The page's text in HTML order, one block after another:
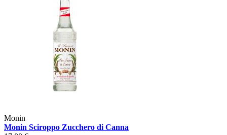
Monin
Monin Sciroppo Zucchero di Canna